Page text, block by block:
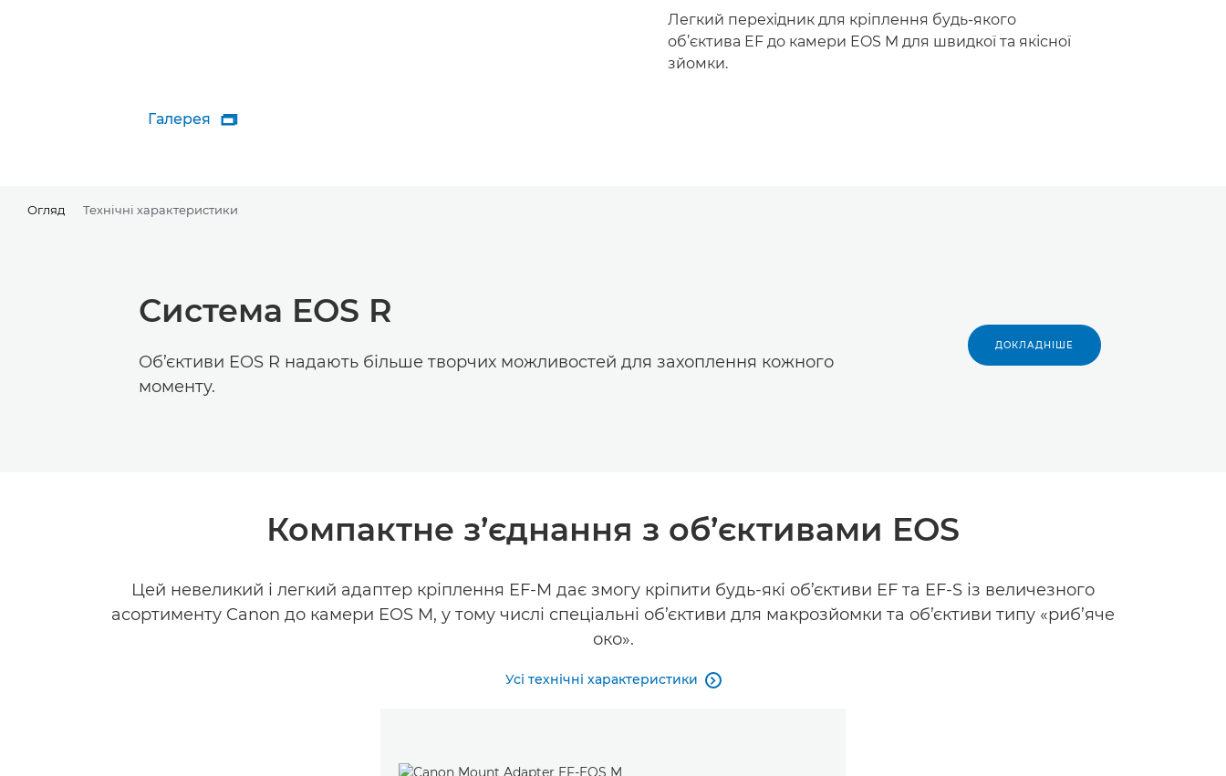
Галерея 
Легкий перехідник для кріплення будь-якого
об’єктива EF до камери EOS M для швидкої та якісної
зйомки.
Огляд Технічні характеристики
Система EOS R
Об’єктиви EOS R надають більше творчих можливостей для захоплення кожного
моменту.
ДОКЛАДНІШЕ
Компактне з’єднання з об’єктивами EOS
Цей невеликий і легкий адаптер кріплення EF-M дає змогу кріпити будь-які об’єктиви EF та EF-S із величезного
асортименту Canon до камери EOS M, у тому числі спеціальні об’єктиви для макрозйомки та об’єктиви типу «риб’яче
око».
Усі технічні характеристики 